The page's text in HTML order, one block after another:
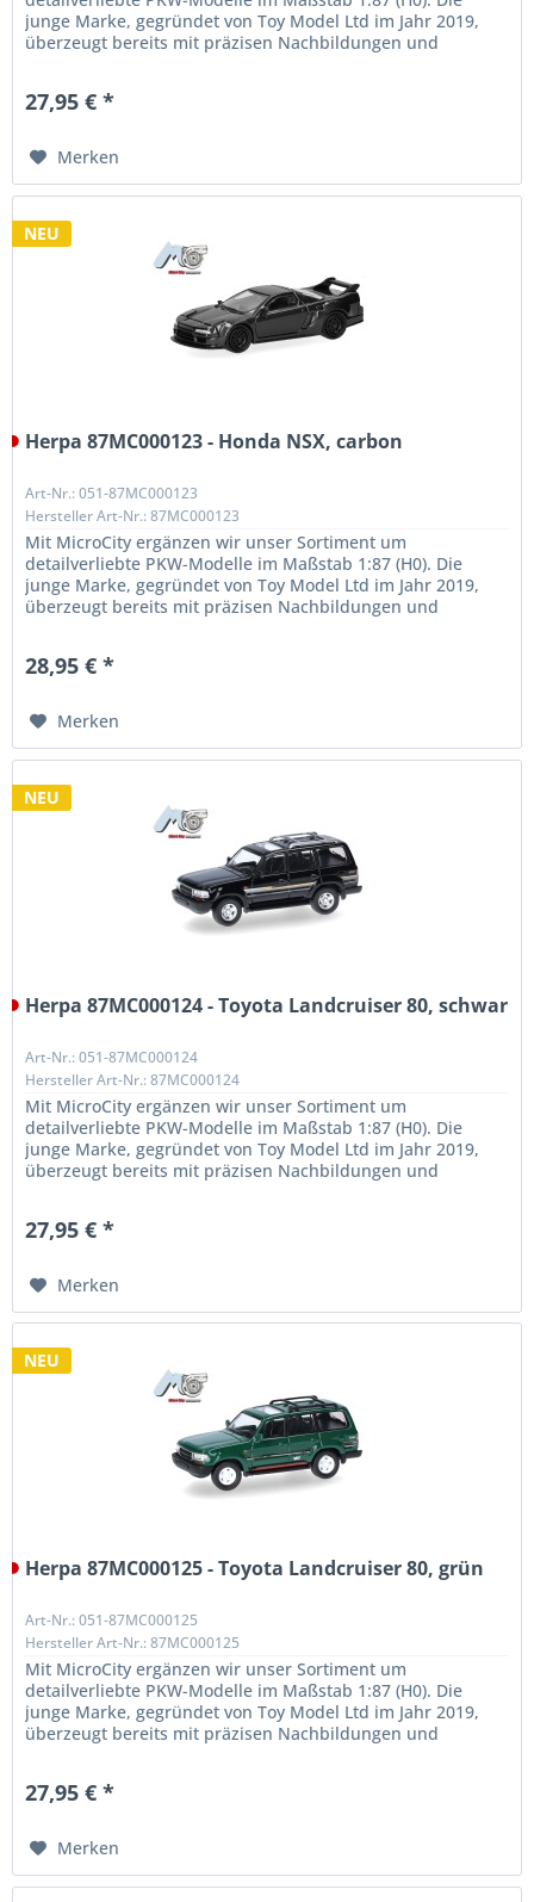
junge Marke, gegründet von Toy Model Ltd im Jahr 2019,
überzeugt bereits mit präzisen Nachbildungen und
27,95 € *
Merken
NEU
Herpa 87MC000123 - Honda NSX, carbon
Art-Nr.: 051-87MC000123
Hersteller Art-Nr.: 87MC000123
Mit MicroCity ergänzen wir unser Sortiment um
detailverliebte PKW-Modelle im Maßstab 1:87 (H0). Die
junge Marke, gegründet von Toy Model Ltd im Jahr 2019,
überzeugt bereits mit präzisen Nachbildungen und
28,95 € *
Merken
NEU
Herpa 87MC000124 - Toyota Landcruiser 80, schwar
Art-Nr.: 051-87MC000124
Hersteller Art-Nr.: 87MC000124
Mit MicroCity ergänzen wir unser Sortiment um
detailverliebte PKW-Modelle im Maßstab 1:87 (H0). Die
junge Marke, gegründet von Toy Model Ltd im Jahr 2019,
überzeugt bereits mit präzisen Nachbildungen und
27,95 € *
Merken
NEU
Herpa 87MC000125 - Toyota Landcruiser 80, grün
Art-Nr.: 051-87MC000125
Hersteller Art-Nr.: 87MC000125
Mit MicroCity ergänzen wir unser Sortiment um
detailverliebte PKW-Modelle im Maßstab 1:87 (H0). Die
junge Marke, gegründet von Toy Model Ltd im Jahr 2019,
überzeugt bereits mit präzisen Nachbildungen und
27,95 € *
Merken